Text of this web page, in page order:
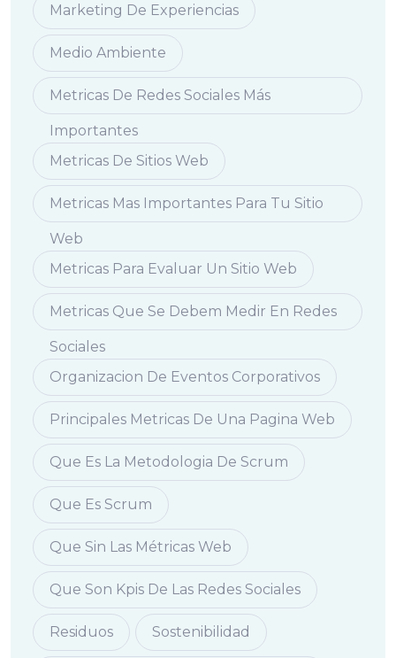
Marketing De Experiencias
Medio Ambiente
Metricas De Redes Sociales Más
Importantes
Metricas De Sitios Web
Metricas Mas Importantes Para Tu Sitio
Web
Metricas Para Evaluar Un Sitio Web
Metricas Que Se Debem Medir En Redes
Sociales
Organizacion De Eventos Corporativos
Principales Metricas De Una Pagina Web
Que Es La Metodologia De Scrum
Que Es Scrum
Que Sin Las Métricas Web
Que Son Kpis De Las Redes Sociales
Residuos Sostenibilidad